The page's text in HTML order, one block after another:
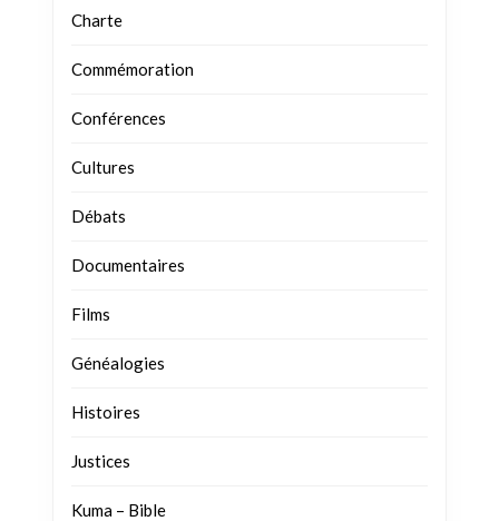
Charte
Commémoration
Conférences
Cultures
Débats
Documentaires
Films
Généalogies
Histoires
Justices
Kuma – Bible